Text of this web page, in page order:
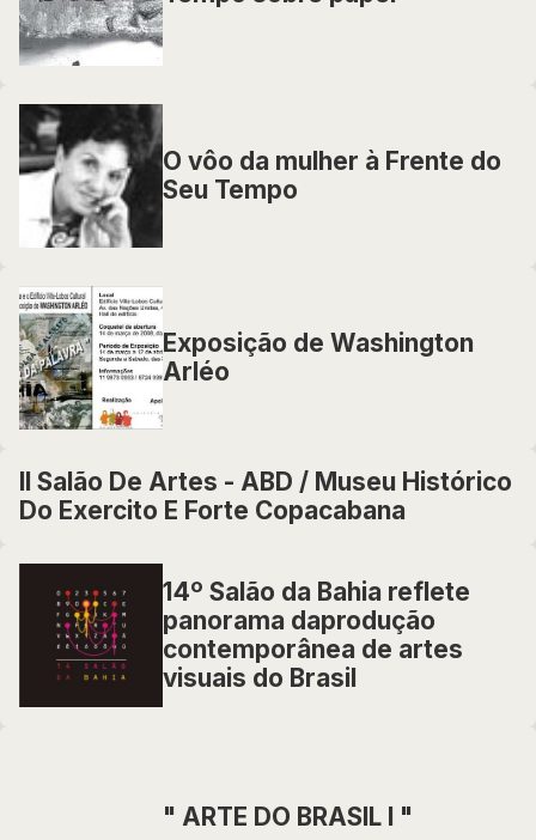
O vôo da mulher à Frente do
Seu Tempo
Exposição de Washington
Arléo
II Salão De Artes - ABD / Museu Histórico
Do Exercito E Forte Copacabana
14º Salão da Bahia reflete
panorama daprodução
contemporânea de artes
visuais do Brasil
" ARTE DO BRASIL I "